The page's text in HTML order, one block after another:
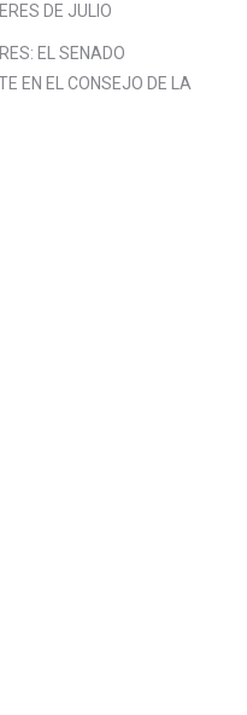
DE JULIO
EL SENADO
EN EL CONSEJO DE LA